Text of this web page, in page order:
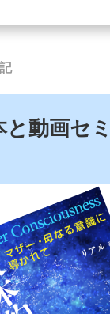
と動画セ